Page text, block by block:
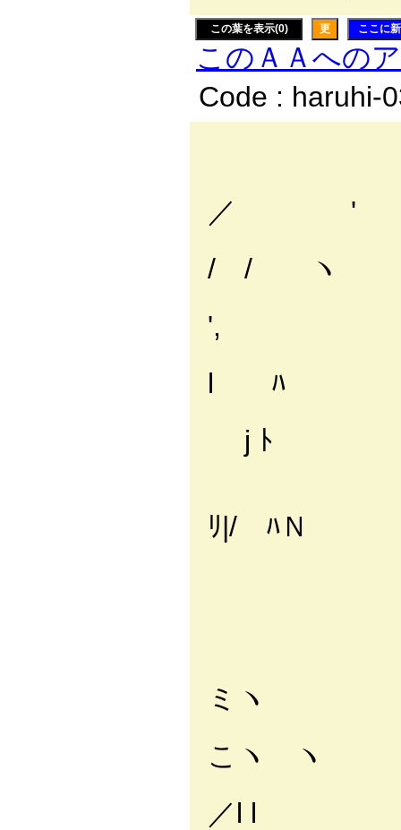
この葉を表示(0) 更 ここに
このＡＡへの
Code : haruhi-
／
/ / ヽ
',
l ﾊ
j ﾄ
ﾘ|/ ﾊＮ
ミヽ
こヽ ヽ
／l l